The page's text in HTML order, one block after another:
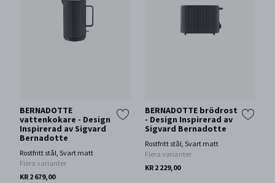
BERNADOTTE
vattenkokare - Design
Inspirerad av Sigvard
Bernadotte
Rostfritt stål, Svart matt
Flera varianter
KR 2 679,00
BERNADOTTE brödrost
- Design Inspirerad av
Sigvard Bernadotte
Rostfritt stål, Svart matt
Flera varianter
KR 2 229,00